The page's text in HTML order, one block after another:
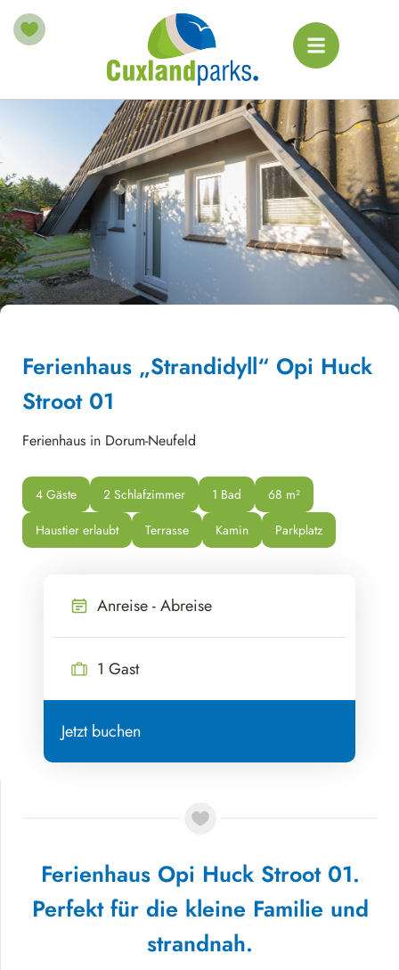
Ferienhaus „Strandidyll“ Opi Huck
Stroot 01
Ferienhaus in Dorum-Neufeld
4 Gäste 2 Schlafzimmer 1 Bad 68 m²
Haustier erlaubt
Terrasse Kamin Parkplatz
Ferienhaus Opi Huck Stroot 01.
Perfekt für die kleine Familie und
strandnah.